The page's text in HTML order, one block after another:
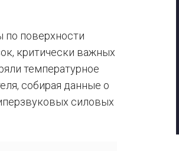
поверхности
критически важных
температурное
собирая данные о
силовых